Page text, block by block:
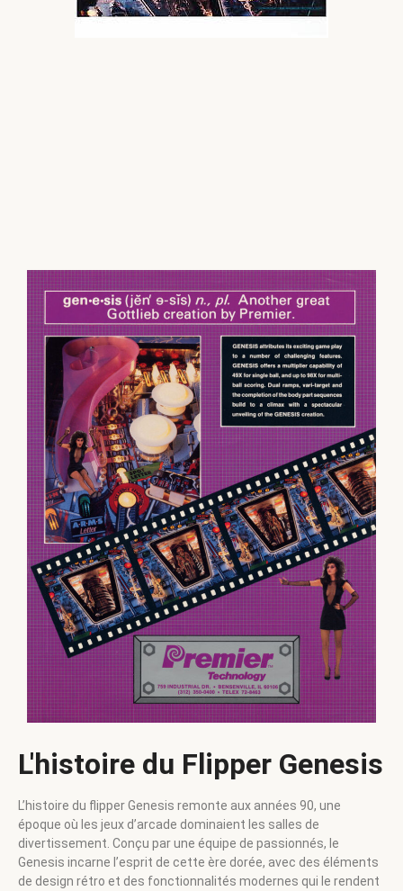
L'histoire du Flipper Genesis
L’histoire du flipper Genesis remonte aux années 90, une
époque où les jeux d’arcade dominaient les salles de
divertissement. Conçu par une équipe de passionnés, le
Genesis incarne l’esprit de cette ère dorée, avec des éléments
de design rétro et des fonctionnalités modernes qui le rendent